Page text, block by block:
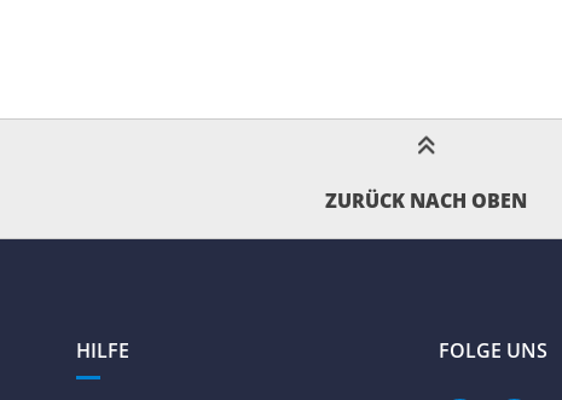
ZURÜCK NACH OBEN
HILFE FOLGE UNS